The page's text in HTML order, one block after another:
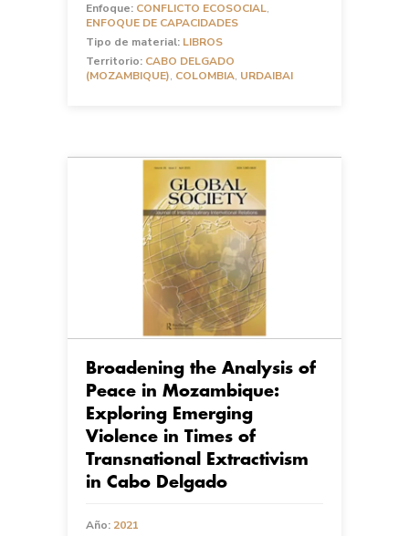
Enfoque: CONFLICTO ECOSOCIAL,
ENFOQUE DE CAPACIDADES
Tipo de material: LIBROS
Territorio: CABO DELGADO
(MOZAMBIQUE), COLOMBIA, URDAIBAI
Broadening the Analysis of
Peace in Mozambique:
Exploring Emerging
Violence in Times of
Transnational Extractivism
in Cabo Delgado
Año: 2021